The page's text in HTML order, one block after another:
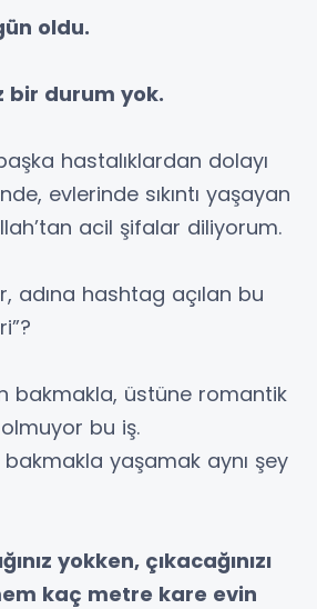
oldu.
bir durum yok.
hastalıklardan dolayı
evlerinde sıkıntı yaşayan
acil şifalar diliyorum.
adına hashtag açılan bu
bakmakla, üstüne romantik
bu iş.
bakmakla yaşamak aynı şey
yokken, çıkacağınızı
kaç metre kare evin